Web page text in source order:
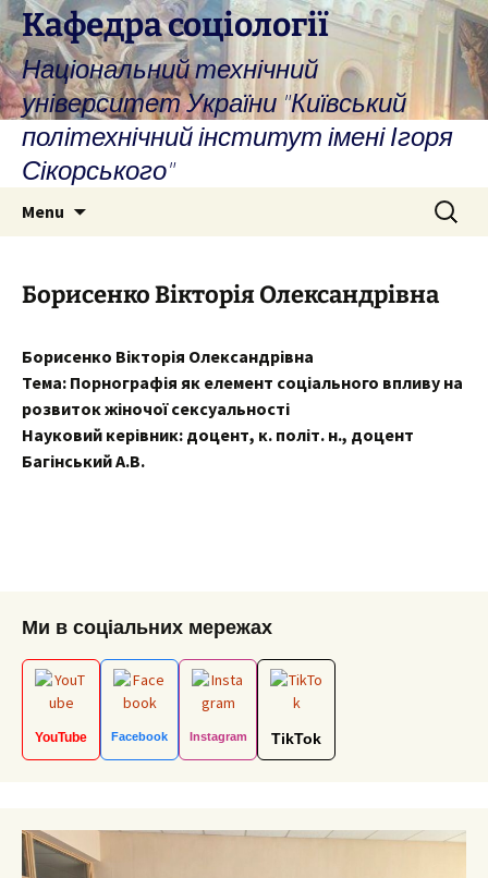
Skip
to
content
Кафедра соціології
Національний технічний
університет України "Київський
політехнічний інститут імені Ігоря
Сікорського"
Menu
Search
for:
Борисенко Вікторія Олександрівна
Борисенко Вікторія Олександрівна
Тема: Порнографія як елемент соціального впливу на
розвиток жіночої сексуальності
Науковий керівник: доцент, к. політ. н., доцент
Багінський А.В.
Ми в соціальних мережах
YouTube Facebook Instagram TikTok